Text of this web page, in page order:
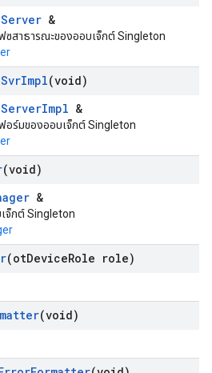
&
ซสาธารณะของออบเจ็กต์ Singleton
SvrImpl(void)
&
อร์มของออบเจ็กต์ Singleton
(void)
&
จ็กต์ Singleton
(otDeviceRole role)
(void)